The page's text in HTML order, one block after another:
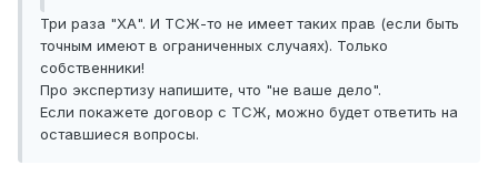
Три раза "ХА". И ТСЖ-то не имеет таких прав (если быть
точным имеют в ограниченных случаях). Только
собственники!
Про экспертизу напишите, что "не ваше дело".
Если покажете договор с ТСЖ, можно будет ответить на
оставшиеся вопросы.